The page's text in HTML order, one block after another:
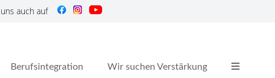
auch auf
Berufsintegration Wir suchen Verstärkung